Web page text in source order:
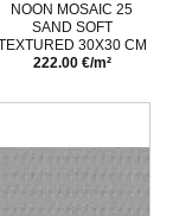
NOON MOSAIC 25
SAND SOFT
30X30 CM
222.00 €/m²